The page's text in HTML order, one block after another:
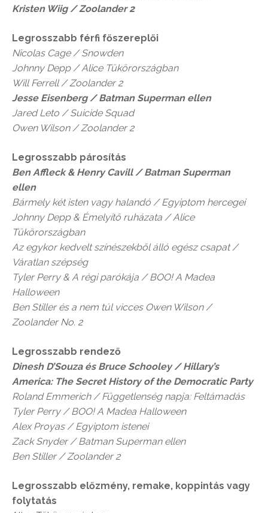
Kristen Wiig / Zoolander2
Legrosszabb férfi főszereplői
Nicolas Cage / Snowden
Johnny Depp /Alice Tükörországban
Will Ferrell / Zoolander2
Jesse Eisenberg / Batman Superman ellen
Jared Leto / Suicide Squad
Owen Wilson / Zoolander2
Legrosszabb párosítás
Ben Affleck & Henry Cavill / Batman Superman
ellen
Bármely két isten vagy halandó /Egyiptom hercegei
Johnny Depp & Émelyítő ruházata /Alice
Tükörországban
Az egykor kedvelt színészekből álló egész csapat /
Váratlan szépség
Tyler Perry & A régi parókája / BOO! A Madea
Halloween
Ben Stillerés a nem túl viccesOwen Wilson /
Zoolander No. 2
Legrosszabb rendező
Dinesh D’Souza és Bruce Schooley / Hillary’s
America: The Secret History of the Democratic Party
Roland Emmerich /Függetlenség napja: Feltámadás
Tyler Perry / BOO! A Madea Halloween
Alex Proyas /Egyiptom istenei
Zack Snyder /Batman Superman ellen
Ben Stiller / Zoolander2
Legrosszabb előzmény, remake, koppintás vagy
folytatás